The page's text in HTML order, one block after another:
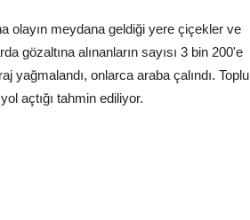
olayın meydana geldiği yere çiçekler ve
gözaltına alınanların sayısı 3 bin 200'e
yağmalandı, onlarca araba çalındı. Toplu
açtığı tahmin ediliyor.